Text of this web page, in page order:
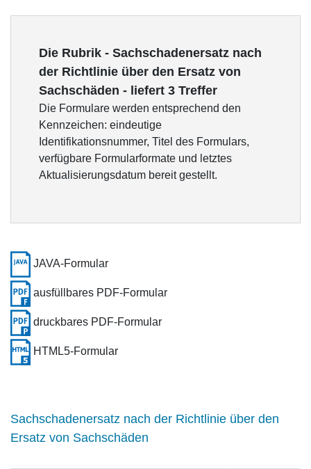
Die Rubrik - Sachschadenersatz nach
der Richtlinie über den Ersatz von
Sachschäden - liefert 3 Treffer
Die Formulare werden entsprechend den
Kennzeichen: eindeutige
Identifikationsnummer, Titel des Formulars,
verfügbare Formularformate und letztes
Aktualisierungsdatum bereit gestellt.
JAVA-Formular
ausfüllbares PDF-Formular
druckbares PDF-Formular
HTML5-Formular
Sachschadenersatz nach der Richtlinie über den
Ersatz von Sachschäden